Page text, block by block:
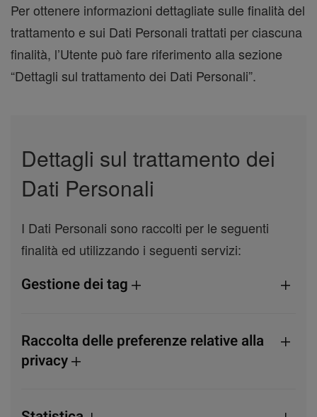
Per ottenere informazioni dettagliate sulle finalità del
trattamento e sui Dati Personali trattati per ciascuna
finalità, l’Utente può fare riferimento alla sezione
“Dettagli sul trattamento dei Dati Personali”.
Dettagli sul trattamento dei
Dati Personali
I Dati Personali sono raccolti per le seguenti
finalità ed utilizzando i seguenti servizi:
Gestione dei tag
Raccolta delle preferenze relative alla
privacy